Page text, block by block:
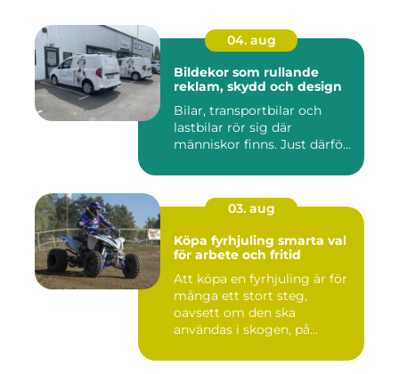
04. aug
Bildekor som rullande
reklam, skydd och design
Bilar, transportbilar och
lastbilar rör sig där
människor finns. Just därfö...
03. aug
Köpa fyrhjuling smarta val
för arbete och fritid
Att köpa en fyrhjuling är för
många ett stort steg,
oavsett om den ska
användas i skogen, på